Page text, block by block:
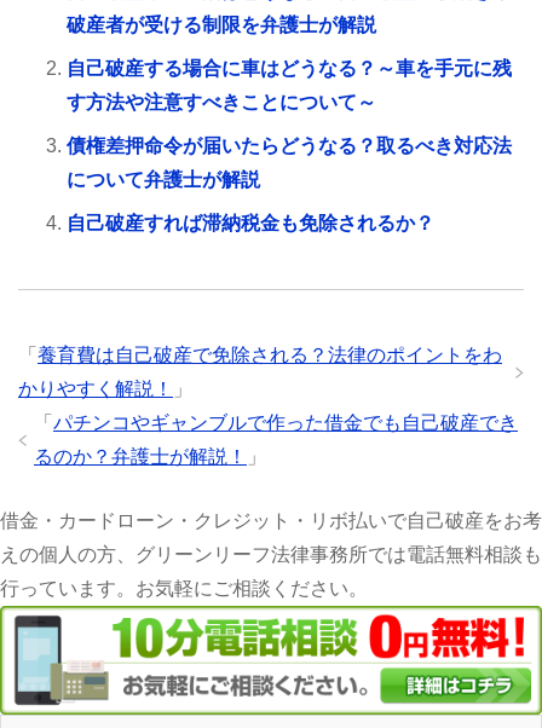
破産者が受ける制限を弁護士が解説
自己破産する場合に車はどうなる？～車を手元に残
す方法や注意すべきことについて～
債権差押命令が届いたらどうなる？取るべき対応法
について弁護士が解説
自己破産すれば滞納税金も免除されるか？
「 養育費は自己破産で免除される？法律のポイントをわ
かりやすく解説！
」
「 パチンコやギャンブルで作った借金でも自己破産でき
るのか？弁護士が解説！
」
借金・カードローン・クレジット・リボ払いで自己破産をお考
えの個人の方、グリーンリーフ法律事務所では電話無料相談も
行っています。お気軽にご相談ください。